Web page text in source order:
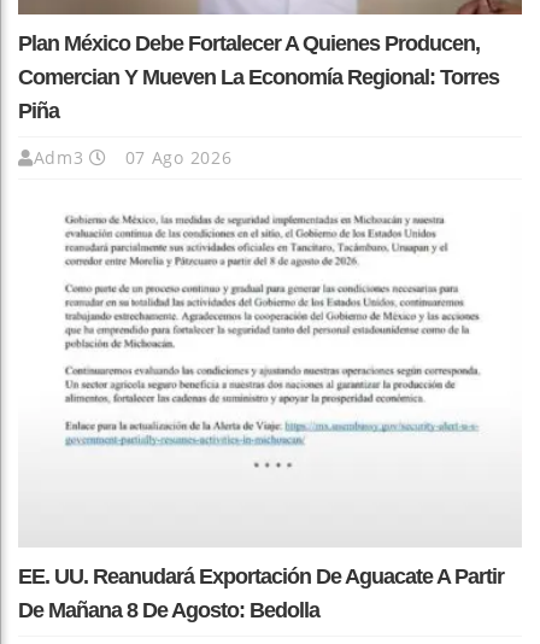
Plan México Debe Fortalecer A Quienes Producen,
Comercian Y Mueven La Economía Regional: Torres
Piña
Adm3 07 Ago 2026
EE. UU. Reanudará Exportación De Aguacate A Partir
De Mañana 8 De Agosto: Bedolla